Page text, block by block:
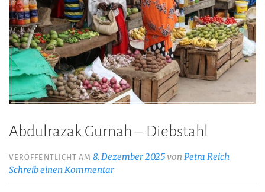
Abdulrazak Gurnah – Diebstahl
VERÖFFENTLICHT AM8. Dezember 2025vonPetra Reich
Schreib einen Kommentar